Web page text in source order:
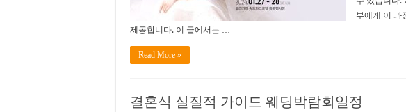
부에게 이 과
제공합니다. 이 글에서는 …
Read More »
결혼식 실질적 가이드 웨딩박람회일정